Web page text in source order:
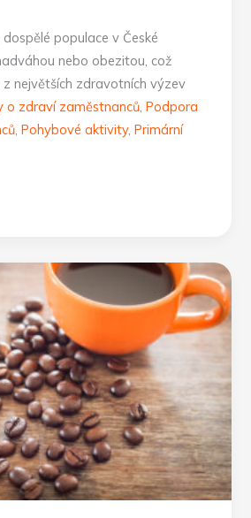
populace v České
nebo obezitou, což
největších zdravotních výzev
o zdraví zaměstnanců,Podpora
,Pohybové aktivity,Primární